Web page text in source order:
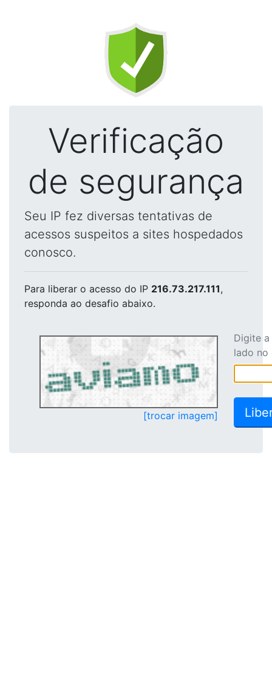
Verificação
de segurança
Seu IP fez diversas tentativas de
acessos suspeitos a sites hospedados
conosco.
Para liberar o acesso do IP 216.73.217.111,
responda ao desafio abaixo.
[trocar imagem]
Digite
lado no